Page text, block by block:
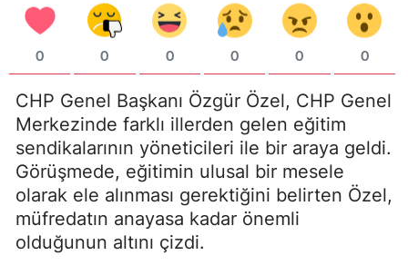
0 0 0 0 0 0
CHP Genel Başkanı Özgür Özel, CHP Genel
Merkezinde farklı illerden gelen eğitim
sendikalarının yöneticileri ile bir araya geldi.
Görüşmede, eğitimin ulusal bir mesele
olarak ele alınması gerektiğini belirten Özel,
müfredatın anayasa kadar önemli
olduğunun altını çizdi.